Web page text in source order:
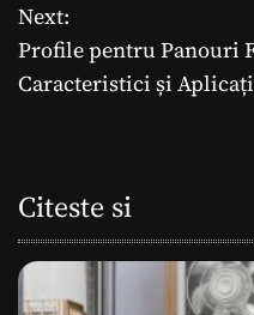
v
i
r
e
Next:
Profile pentru Panouri
Caracteristici și
Citeste si